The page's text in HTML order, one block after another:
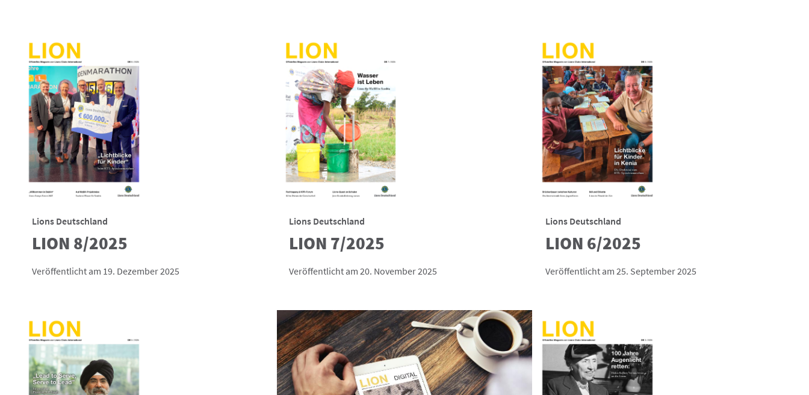
Lions Deutschland
LION 8/2025
Veröffentlicht am 19. Dezember 2025
Lions Deutschland
LION 7/2025
Veröffentlicht am 20. November 2025
Lions Deutschland
LION 6/2025
Veröffentlicht am 25. September 2025